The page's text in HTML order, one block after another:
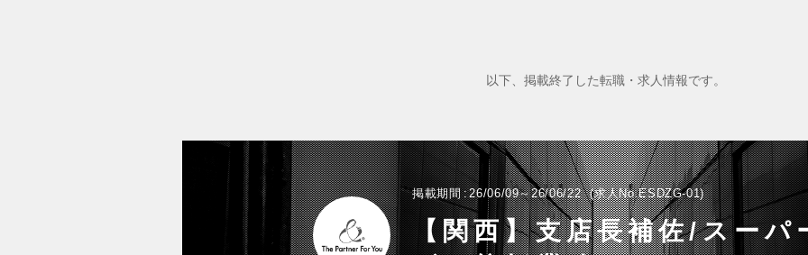
以下、掲載終了した転職・求人情報です。
掲載期間 26/06/09～26/06/22 求人No.ESDZG-01
【関西】支店長補佐/スーパ